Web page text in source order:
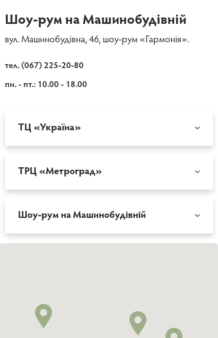
Шоу-рум на Машинобудівній
вул. Машинобудівна, 46, шоу-рум «Гармонія».
тел. (067) 225-20-80
пн. - пт.: 10.00 - 18.00
ТЦ «Україна»
ТРЦ «Метроград»
Шоу-рум на Машинобудівній